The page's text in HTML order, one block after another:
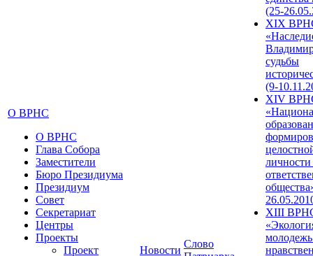
О ВРНС
О ВРНС
Глава Собора
Заместители
Бюро Президиума
Президиум
Совет
Секретариат
Центры
Проекты
Проект
Новости
Слово
(25-
XIX
судьбы
(9-
XIV
XIII